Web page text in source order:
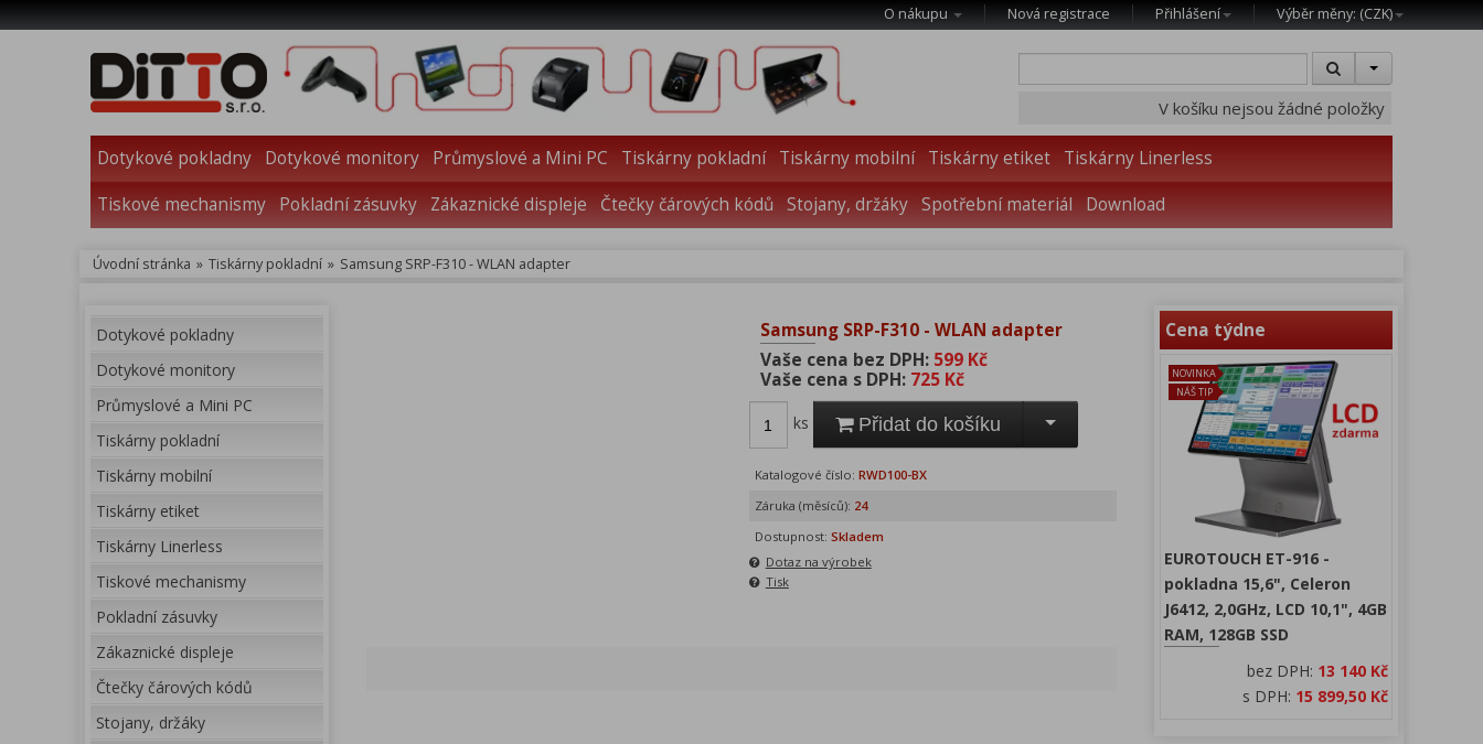
O nákupu Nová registrace Přihlášení Výběr měny: (CZK)
V košíku nejsou žádné položky
Dotykové pokladny Dotykové monitory Průmyslové a Mini PC Tiskárny pokladní Tiskárny mobilní Tiskárny etiket
Tiskárny Linerless
Tiskové mechanismy
Pokladní zásuvky Zákaznické displeje Čtečky čárových kódů Stojany, držáky Spotřební materiál Download
Úvodní stránka » Tiskárny pokladní » Samsung SRP-F310 - WLAN adapter
Dotykové pokladny
Dotykové monitory
Průmyslové a Mini PC
Tiskárny pokladní
Tiskárny mobilní
Tiskárny etiket
Tiskárny Linerless
Tiskové mechanismy
Pokladní zásuvky
Zákaznické displeje
Čtečky čárových kódů
Stojany, držáky
Samsung SRP-F310 - WLAN adapter
Vaše cena bez DPH: 599 Kč
Vaše cena s DPH: 725 Kč
ks Přidat do košíku
Katalogové číslo: RWD100-BX
Záruka (měsíců): 24
Dostupnost: Skladem
Dotaz na výrobek
Tisk
Cena týdne
NOVINKA
NÁŠ TIP
EUROTOUCH ET-916 -
pokladna 15,6", Celeron
J6412, 2,0GHz, LCD 10,1", 4GB
RAM, 128GB SSD
bez DPH: 13 140 Kč
s DPH: 15 899,50 Kč